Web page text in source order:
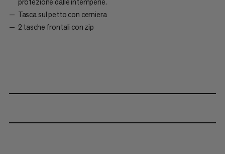
Tasca sul petto con cerniera
2 tasche frontali con zip